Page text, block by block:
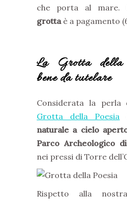
che porta al mare.
grottaè a pagamento
La Grotta della
bene da tutelare
Considerata la perla
Grotta della Poesia
naturale a cielo
Parco Archeologico
nei pressi di Torre
Rispetto alla